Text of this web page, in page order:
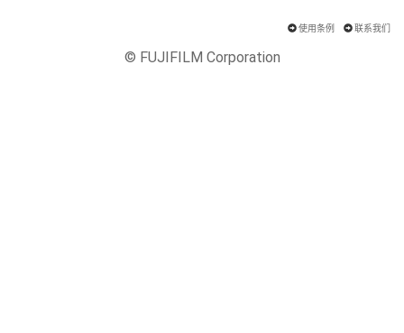
使用条例 联系我们
© FUJIFILM Corporation